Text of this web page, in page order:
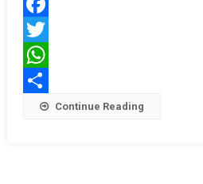
Facebook
Twitter
WhatsApp
Share Continue Reading